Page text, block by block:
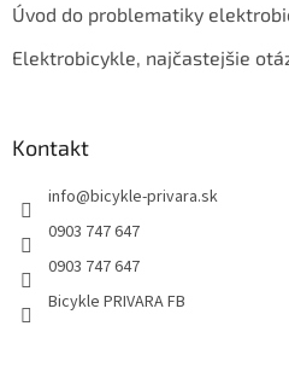
Úvod do problematiky
Elektrobicykle, najčastejšie
Kontakt
info@bicykle-privara.sk
0903 747 647
0903 747 647
Bicykle PRIVARA FB